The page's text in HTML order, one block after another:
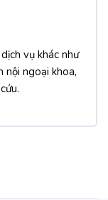
vụ khác như
nội ngoại khoa,